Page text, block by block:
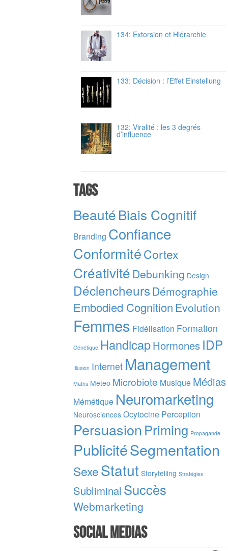
134: Extorsion et Hiérarchie
133: Décision : l’Effet Einstellung
132: Viralité : les 3 degrés
d’influence
Tags
BeautéBiais Cognitif
Branding Confiance
ConformitéCortex
Créativité Debunking Design
Déclencheurs Démographie
Embodied Cognition Evolution
Femmes Fidélisation Formation
Génétique HandicapHormones IDP
Illusion Internet Management
Maths Meteo Microbiote Musique Médias
Mémétique Neuromarketing
Neurosciences Ocytocine Perception
PersuasionPriming Propagande
PublicitéSegmentation
SexeStatut Storytelling Stratégies
Subliminal Succès
Webmarketing
Social Medias